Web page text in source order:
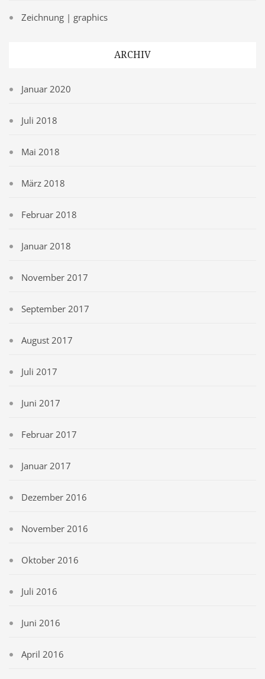
Zeichnung | graphics
ARCHIV
Januar 2020
Juli 2018
Mai 2018
März 2018
Februar 2018
Januar 2018
November 2017
September 2017
August 2017
Juli 2017
Juni 2017
Februar 2017
Januar 2017
Dezember 2016
November 2016
Oktober 2016
Juli 2016
Juni 2016
April 2016